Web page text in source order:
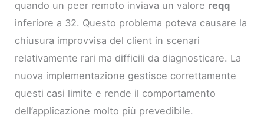
quando un peer remoto inviava un valore reqq
inferiore a 32. Questo problema poteva causare la
chiusura improvvisa del client in scenari
relativamente rari ma difficili da diagnosticare. La
nuova implementazione gestisce correttamente
questi casi limite e rende il comportamento
dell’applicazione molto più prevedibile.